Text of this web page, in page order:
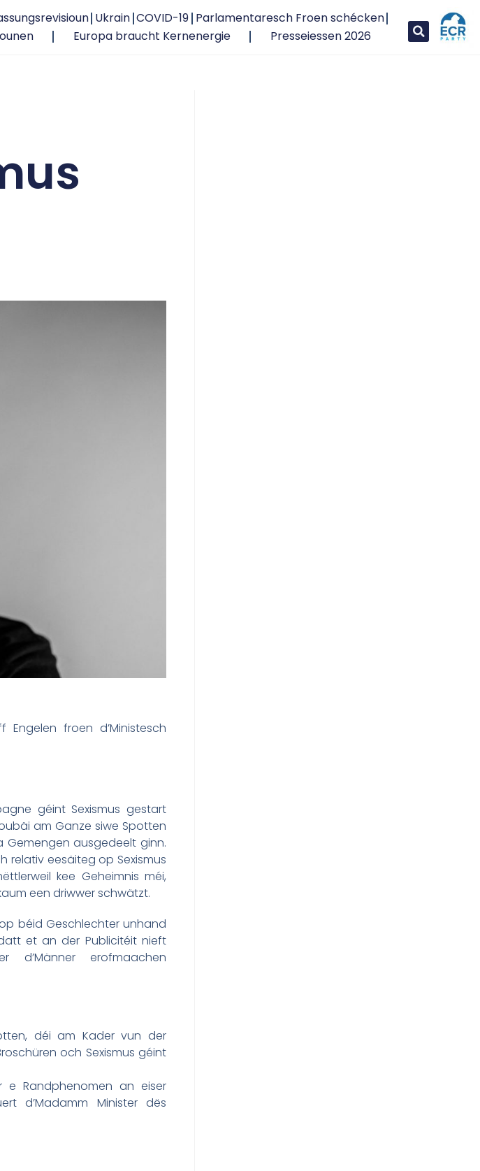
Ukrain COVID-19 Parlamentaresch Froen schécken
Europa braucht Kernenergie Presseiessen 2026
froen d’Ministesch
géint Sexismus gestart
am Ganze siwe Spotten
Gemengen ausgedeelt ginn.
eesäiteg op Sexismus
kee Geheimnis méi,
een driwwer schwätzt.
béid Geschlechter unhand
et an der Publicitéit nieft
erofmaachen
déi am Kader vun der
och Sexismus géint
e Randphenomen an eiser
d’Madamm Minister dës